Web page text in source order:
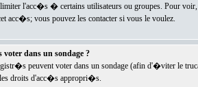
l'acc�s � certains utilisateurs ou groupes. Pour
acc�s; vous pouvez les contacter si vous le voulez.
dans un sondage ?
peuvent voter dans un sondage (afin d'�viter le
les droits d'acc�s appropri�s.